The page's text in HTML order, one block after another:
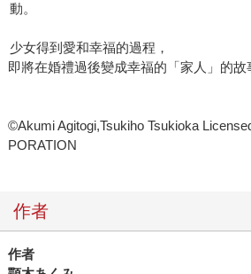
動。
少女得到愛和幸福的過程，
即將在婚禮過後變成幸福的「家人」的
©Akumi Agitogi,Tsukiho Tsukioka
PORATION
作者
作者